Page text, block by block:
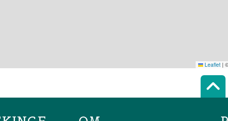
Leaflet |